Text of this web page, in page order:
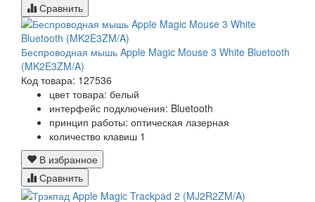
Сравнить
Беспроводная мышь Apple Magic Mouse 3 White Bluetooth
(MK2E3ZM/A)
Код товара: 127536
цвет товара: белый
интерфейс подключения: Bluetooth
принцип работы: оптическая лазерная
количество клавиш 1
В избранное
Сравнить